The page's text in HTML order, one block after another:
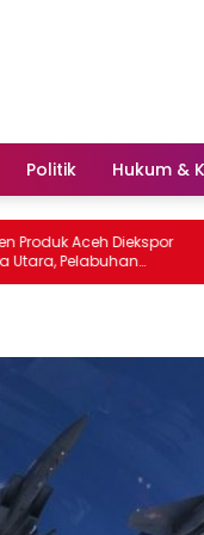
Politik Hukum &
Diekspor
Utama